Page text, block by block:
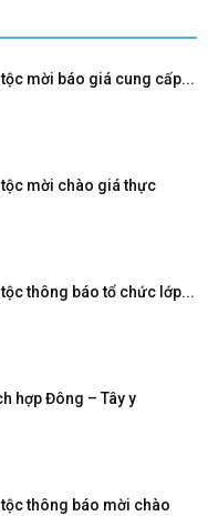
mời báo giá cung cấp...
mời chào giá thực
thông báo tổ chức lớp...
hợp Đông – Tây y
thông báo mời chào